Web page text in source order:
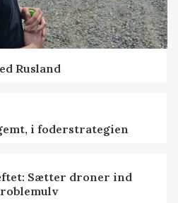
Rusland
i foderstrategien
Sætter droner ind